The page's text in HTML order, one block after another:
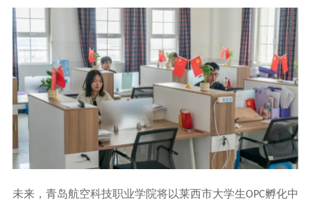
未来，青岛航空科技职业学院将以莱西市大学生OPC孵化中